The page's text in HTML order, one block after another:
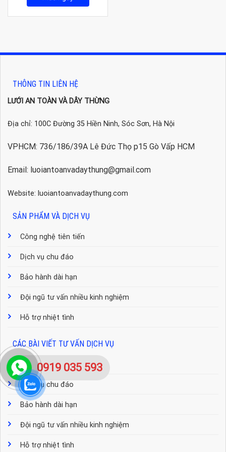
68.000₫.
THÔNG TIN LIÊN HỆ
LƯỚI AN TOÀN VÀ DÂY THỪNG
Địa chỉ: 100C Đường 35 Hiền Ninh, Sóc Sơn, Hà Nội
VPHCM: 736/186/39A Lê Đức Thọ p15 Gò Vấp HCM
Email: luoiantoanvadaythung@gmail.com
Website: luoiantoanvadaythung.com
SẢN PHẨM VÀ DỊCH VỤ
Công nghệ tiên tiến
Dịch vụ chu đáo
Bảo hành dài hạn
Đội ngũ tư vấn nhiều kinh nghiệm
Hỗ trợ nhiệt tình
CÁC BÀI VIẾT TƯ VẤN DỊCH VỤ
Công nghệ tiên tiến
Dịch vụ chu đáo
Bảo hành dài hạn
Đội ngũ tư vấn nhiều kinh nghiệm
Hỗ trợ nhiệt tình
0919 035 593